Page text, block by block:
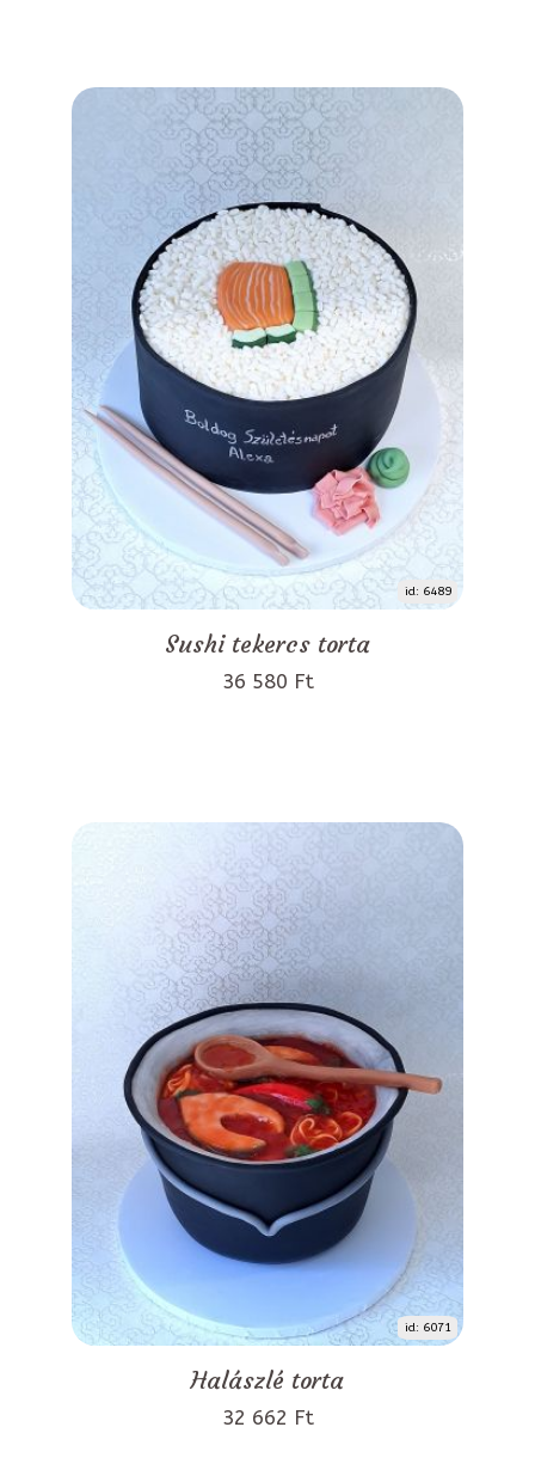
id: 6489
Sushi tekercs torta
36 580 Ft
id: 6071
Halászlé torta
32 662 Ft